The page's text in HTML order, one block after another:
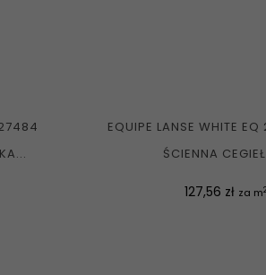
EQUIPE LANSE WHITE EQ
ŚCIENNA
Cena
127,56 zł za m2